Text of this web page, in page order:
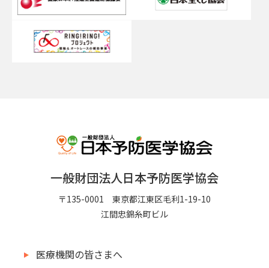
一般財団法人日本予防医学協会
〒135-0001 東京都江東区毛利1-19-10
江間忠錦糸町ビル
医療機関の皆さまへ